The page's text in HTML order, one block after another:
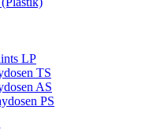
LP
TS
AS
PS